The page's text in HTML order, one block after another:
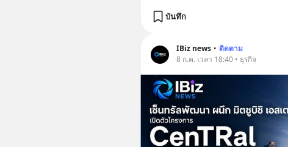
บันทึก
IBiz news • ติดตาม
8 ก.ค. เวลา 18:40 • ธุรกิจ